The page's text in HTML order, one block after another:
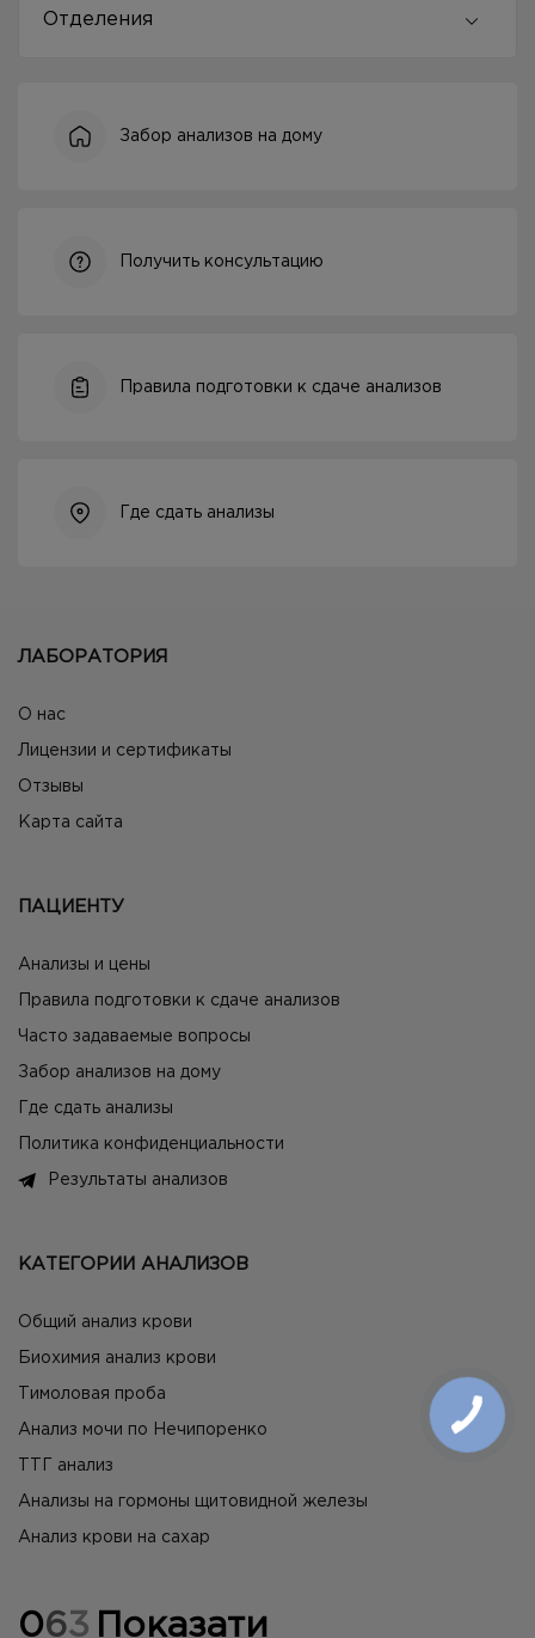
Отделения
Забор анализов на дому
Получить консультацию
Правила подготовки к сдаче анализов
Где сдать анализы
ЛАБОРАТОРИЯ
О нас
Лицензии и сертификаты
Отзывы
Карта сайта
ПАЦИЕНТУ
Анализы и цены
Правила подготовки к сдаче анализов
Часто задаваемые вопросы
Забор анализов на дому
Где сдать анализы
Политика конфиденциальности
Результаты анализов
КАТЕГОРИИ АНАЛИЗОВ
Общий анализ крови
Биохимия анализ крови
Тимоловая проба
Анализ мочи по Нечипоренко
ТТГ анализ
Анализы на гормоны щитовидной железы
Анализ крови на сахар
063 Показати